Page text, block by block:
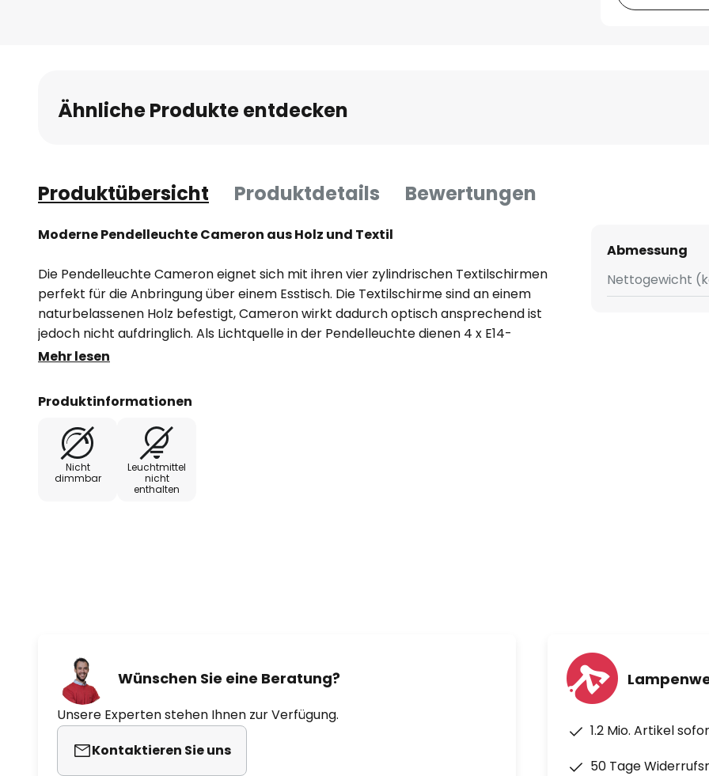
Ähnliche Produkte entdecken
Produktübersicht Produktdetails Bewertungen
Moderne Pendelleuchte Cameron aus Holz und Textil
Die Pendelleuchte Cameron eignet sich mit ihren vier zylindrischen Textilschirmen
perfekt für die Anbringung über einem Esstisch. Die Textilschirme sind an einem
naturbelassenen Holz befestigt, Cameron wirkt dadurch optisch ansprechend ist
jedoch nicht aufdringlich. Als Lichtquelle in der Pendelleuchte dienen 4 x E14-
Leuchtmittel, welche separat im Zubehör erhältlich sind. Mit dem Einsatz
Wandschalter dimmen.
Mehr lesen
Produktinformationen
Nicht
dimmbar
Leuchtmittel
nicht
enthalten
Abmessung
Nettogewicht
Wünschen Sie eine Beratung?
Unsere Experten stehen Ihnen zur Verfügung.
Kontaktieren Sie uns
1.2 Mio. Artikel
50 Tage